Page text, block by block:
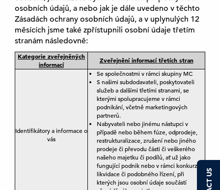
osobních údajů, a nebo jak je dále uvedeno v těchto
Zásadách ochrany osobních údajů, a v uplynulých 12
měsících jsme také zpřístupnili osobní údaje třetím
stranám následovně:
Kategorie zveřejněných
informací
Zveřejnění informací třetích stran
Identifikátory a informace o
vás
Se společnostmi v rámci skupiny MC
S našimi subdodavateli, poskytovateli
služeb a dalšími třetími stranami, se
kterými spolupracujeme v rámci
podnikání, včetně marketingových
partnerů.
Nabyvateli nebo jinému nástupci v
případě nebo během fúze, odprodeje,
restrukturalizace, zrušení nebo jiného
prodeje či převodu části či veškerého
našeho majetku či podílů, ať už jako
fungující podnik nebo v rámci konkurzu,
likvidace či podobného řízení, při
kterých jsou osobní údaje součástí